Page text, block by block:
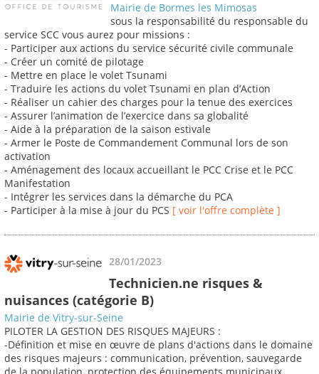
Mairie de Bormes les Mimosas
sous la responsabilité du responsable du
service SCC vous aurez pour missions :
- Participer aux actions du service sécurité civile communale
- Créer un comité de pilotage
- Mettre en place le volet Tsunami
- Traduire les actions du volet Tsunami en plan d’Action
- Réaliser un cahier des charges pour la tenue des exercices
- Assurer l’animation de l’exercice dans sa globalité
- Aide à la préparation de la saison estivale
- Armer le Poste de Commandement Communal lors de son
activation
- Aménagement des locaux accueillant le PCC Crise et le PCC
Manifestation
- Intégrer les services dans la démarche du PCA
- Participer à la mise à jour du PCS [ voir l'offre complète ]
28/01/2023
Technicien.ne risques &
nuisances (catégorie B)
Mairie de Vitry-sur-Seine
PILOTER LA GESTION DES RISQUES MAJEURS :
-Définition et mise en œuvre de plans d'actions dans le domaine
des risques majeurs : communication, prévention, sauvegarde